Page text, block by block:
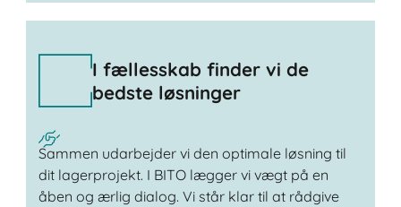
I fællesskab finder vi de
bedste løsninger
Sammen udarbejder vi den optimale løsning til
dit lagerprojekt. I BITO lægger vi vægt på en
åben og ærlig dialog. Vi står klar til at rådgive